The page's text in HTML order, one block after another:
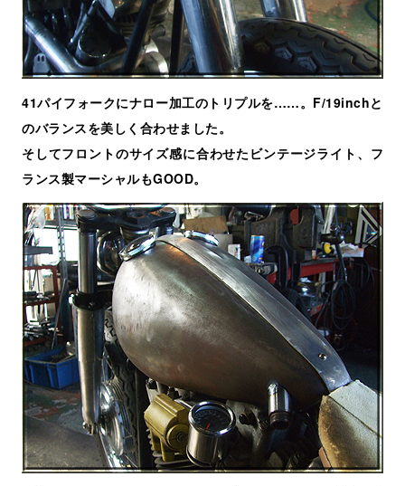
41パイフォークにナロー加工のトリプルを……。F/19inchと
のバランスを美しく合わせました。
そしてフロントのサイズ感に合わせたビンテージライト、フ
ランス製マーシャルもGOOD。